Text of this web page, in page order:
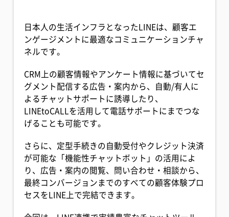
日本人の生活インフラとなったLINEは、顧客エ
ンゲージメントに最適なコミュニケーションチャ
ネルです。
CRM上の顧客情報やアンケート情報に基づいてセ
グメント配信する広告・案内から、自動/有人に
よるチャットサポートに誘導したり、
LINEtoCALLを活用して電話サポートにまでつな
げることも可能です。
さらに、定型手続きの自動受付やクレジット決済
が可能な「機能性チャットボット」の活用によ
り、広告・案内の閲覧、問い合わせ・相談から、
最終コンバージョンまでのすべての顧客体験プロ
セスをLINE上で完結できます。